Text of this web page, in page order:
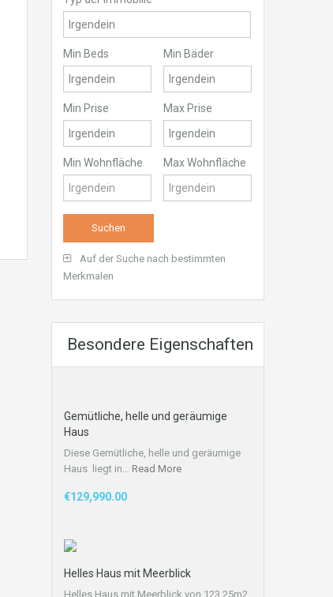
Min Beds Min Bäder
Min Prise Max Prise
Min Wohnfläche Max Wohnfläche
Auf der Suche nach bestimmten
Merkmalen
Besondere Eigenschaften
Gemütliche, helle und geräumige
Haus
Diese Gemütliche, helle und geräumige
Haus liegt in… Read More
€129,990.00
Helles Haus mit Meerblick
Helles Haus mit Meerblick von 123,25m2